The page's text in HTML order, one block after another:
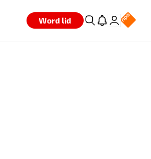
Word lid